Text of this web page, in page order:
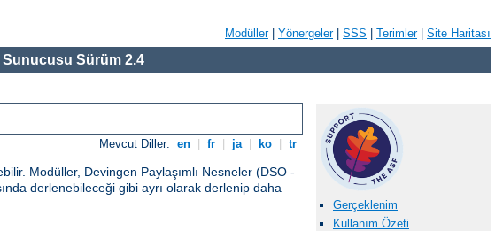
Modüller| Yönergeler| SSS Terimler| Site Haritası
Sürüm 2.4
Mevcut Diller: en fr ja ko tr
Modüller, Devingen Paylaşımlı Nesneler (DSO -
derlenebileceği gibi ayrı olarak derlenip daha
Gerçeklenim
Kullanım Özeti